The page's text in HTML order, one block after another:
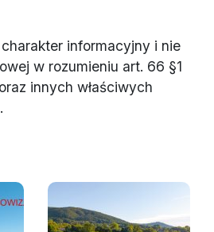
informacyjny i nie
w rozumieniu art. 66 §1
innych właściwych